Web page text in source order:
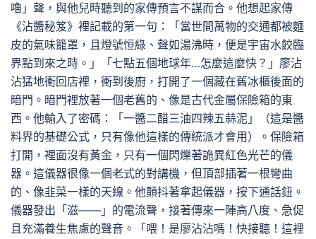
嚕」聲，與他兒時聽到的家傳預言不謀而合。他想起家傳
《沾醬秘笈》裡記載的第一句：「當世間萬物的交通都被麵
皮的氣味籠罩，且燈號恒綠、聲如湯沸時，便是宇宙水餃臨
界點到來之時。」「七點五個地球年…怎麼這麼快？」廖沾
沾猛地衝回店裡，衝到後廚，打開了一個藏在舊冰櫃後面的
暗門。暗門裡放著一個老舊的、像是古代金屬保險箱的東
西。他輸入了密碼：「一醬二醋三油四辣五蒜泥」（這是醬
料界的基礎公式，只有像他這樣的傳統派才會用）。保險箱
打開，裡面沒有黃金，只有一個閃爍著詭異紅色光芒的儀
器。這儀器很像一個老式的對講機，但頂部插著一根彎曲
的、像韭菜一樣的天線。他顫抖著拿起儀器，按下通話鈕。
儀器發出「滋——」的電流聲，接著傳來一陣高八度、急促
且充滿養生焦慮的聲音。「喂！是廖沾沾嗎！快接聽！這裡